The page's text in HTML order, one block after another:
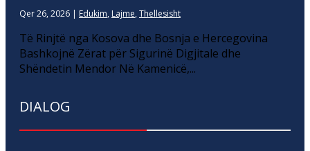
Qer 26, 2026 | Edukim, Lajme, Thellesisht
Të Rinjtë nga Kosova dhe Bosnja e Hercegovina
Bashkojnë Zërat për Sigurinë Digjitale dhe
Shëndetin Mendor Në Kamenicë,...
DIALOG